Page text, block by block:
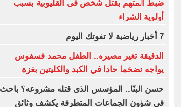
ضبط المتهم بقتل شخص فى القليوبية بسبب
أولوية الشراء
7 أخبار رياضية لا تفوتك اليوم
الدقيقة تغير مصيره.. الطفل محمد فسفوس
يواجه تضخما حادا في الكبد والكليتين بغزة
حسن البنّا.. المؤسس الذى قتله مشروعه؟ باحث
فى شؤون الجماعات المتطرفة يكشف وثائق